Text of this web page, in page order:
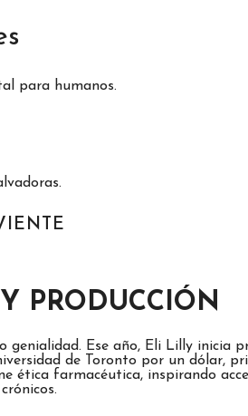
para humanos.
PRODUCCIÓN
genialidad. Ese año, Eli Lilly inicia
de Toronto por un dólar,
ética farmacéutica, inspirando